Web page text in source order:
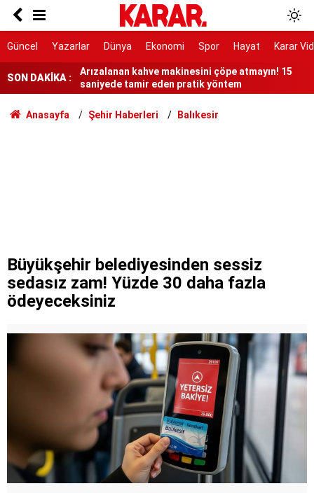
Güncel Yazarlar Dünya Ekonomi Spor Hayat Karar
SON DAKİKA :
Google'ın yapay zekâ biriminin başına Koray
Kavukçuoğlu getirildi
saniyede tamir eden pratik yöntem
Dava dışı 6 kişi için de sorumluluk tespiti
görüştü
Harekat Daire Başkanı Behçet Oktay kimdir,
nasıl öldü?
Anasayfa Şehir Haberleri Balıkesir
Büyükşehir belediyesinden sessiz
sedasız zam! Yüzde 30 daha fazla
ödeyeceksiniz